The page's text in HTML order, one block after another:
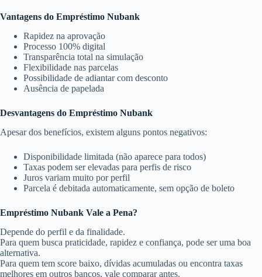
Vantagens do Empréstimo Nubank
Rapidez na aprovação
Processo 100% digital
Transparência total na simulação
Flexibilidade nas parcelas
Possibilidade de adiantar com desconto
Ausência de papelada
Desvantagens do Empréstimo Nubank
Apesar dos benefícios, existem alguns pontos negativos:
Disponibilidade limitada (não aparece para todos)
Taxas podem ser elevadas para perfis de risco
Juros variam muito por perfil
Parcela é debitada automaticamente, sem opção de boleto
Empréstimo Nubank Vale a Pena?
Depende do perfil e da finalidade.
Para quem busca praticidade, rapidez e confiança, pode ser uma boa
alternativa.
Para quem tem score baixo, dívidas acumuladas ou encontra taxas
melhores em outros bancos, vale comparar antes.